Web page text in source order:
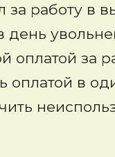
за работу
день
за
оплатой в